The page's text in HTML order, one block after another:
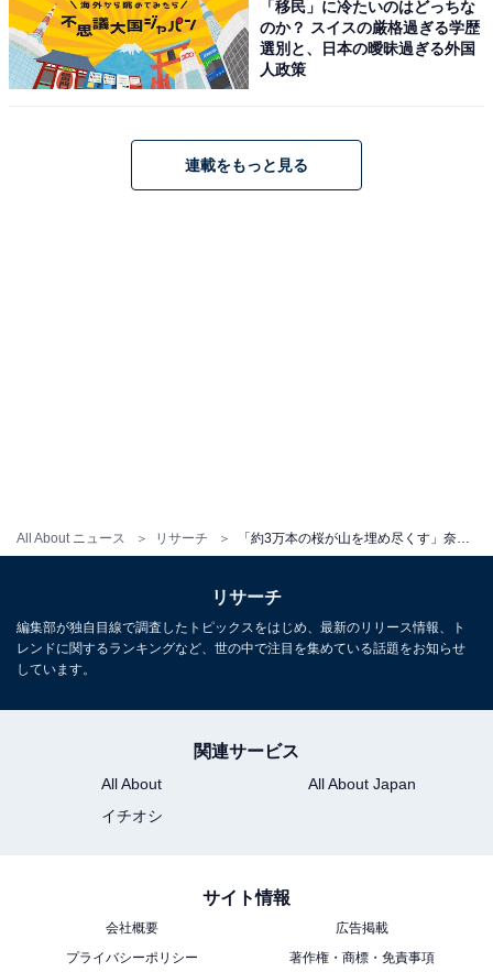
All About ニュース リサーチ
として植え継がれてきた、約3万本の山桜が山全体
をピンク色に染める『日本一の桜』と称される名所
です。下・中・上・奥の4つのエリアで下から上へ
こちらもおすすめ
【2026年調査】
「移民」に冷たいのはどっちな
のか？ スイスの厳格過ぎる学歴
選別と、日本の曖昧過ぎる外国
人政策
連載をもっと見る
リサーチ
編集部が独自目線で調査したトピックスをはじめ、最新のリリース情報、ト
レンドに関するランキングなど、世の中で注目を集めている話題をお知らせ
しています。
関連サービス
All About
All About Japan
イチオシ
サイト情報
会社概要
広告掲載
プライバシーポリシー
著作権・商標・免責事項